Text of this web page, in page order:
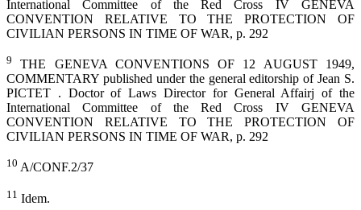
International Committee of the Red Cross IV GENEVA
CONVENTION RELATIVE TO THE PROTECTION OF
CIVILIAN PERSONS IN TIME OF WAR, p. 292
9
THE GENEVA CONVENTIONS OF 12 AUGUST 1949,
COMMENTARY published under the general editorship of Jean S.
PICTET . Doctor of Laws Director for General Affairj of the
International Committee of the Red Cross IV GENEVA
CONVENTION RELATIVE TO THE PROTECTION OF
CIVILIAN PERSONS IN TIME OF WAR, p. 292
10 A/CONF.2/37
11 Idem.